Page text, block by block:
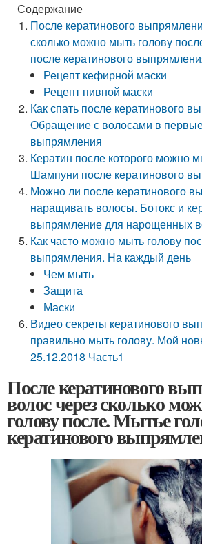
Содержание
После кератинового
сколько можно мыть голову
после кератинового
Рецепт кефирной маски
Рецепт пивной маски
Как спать после кератинового
Обращение с волосами в
выпрямления
Кератин после которого можно
Шампуни после кератинового
Можно ли после кератинового
наращивать волосы. Ботокс и
выпрямление для нарощенных
Как часто можно мыть голову
выпрямления. На каждый день
Чем мыть
Защита
Маски
Видео секреты кератинового
правильно мыть голову. Мой
25.12.2018 Часть1
После кератинового
волос через сколько
голову после. Мытье
кератинового